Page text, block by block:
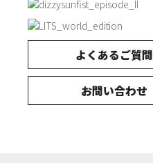
よくあるご質問
お問い合わせ